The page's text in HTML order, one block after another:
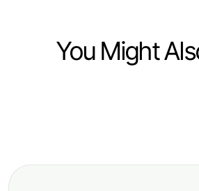
You Might
Bosphorus dinner
Die Faszination von